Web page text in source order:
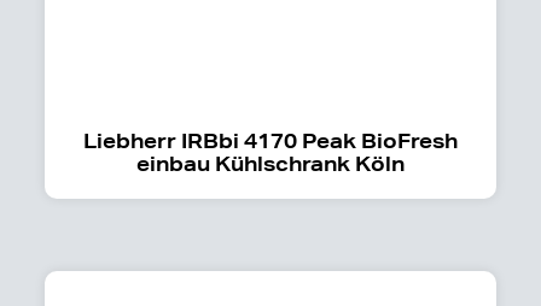
Liebherr IRBbi 4170 Peak BioFresh
einbau Kühlschrank Köln